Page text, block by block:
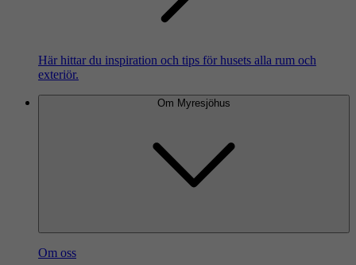
Här hittar du inspiration och tips för husets alla rum och
exteriör.
Om Myresjöhus
Om oss